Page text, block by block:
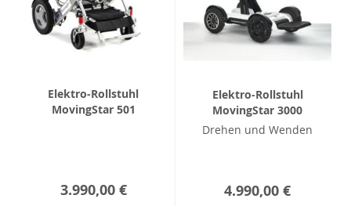
Elektro-Rollstuhl
MovingStar 501
3.990,00 €
Elektro-Rollstuhl
MovingStar 3000
Drehen und Wenden
4.990,00 €